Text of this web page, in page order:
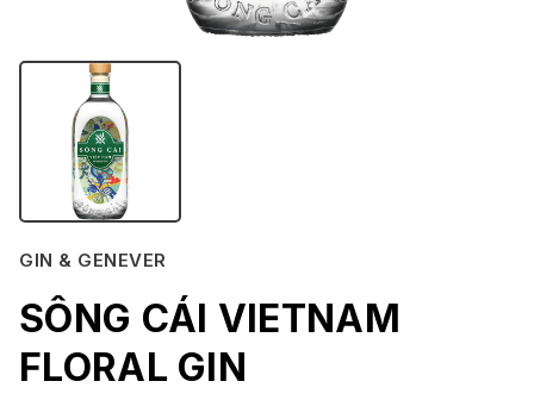
GIN & GENEVER
SÔNG CÁI VIETNAM
FLORAL GIN